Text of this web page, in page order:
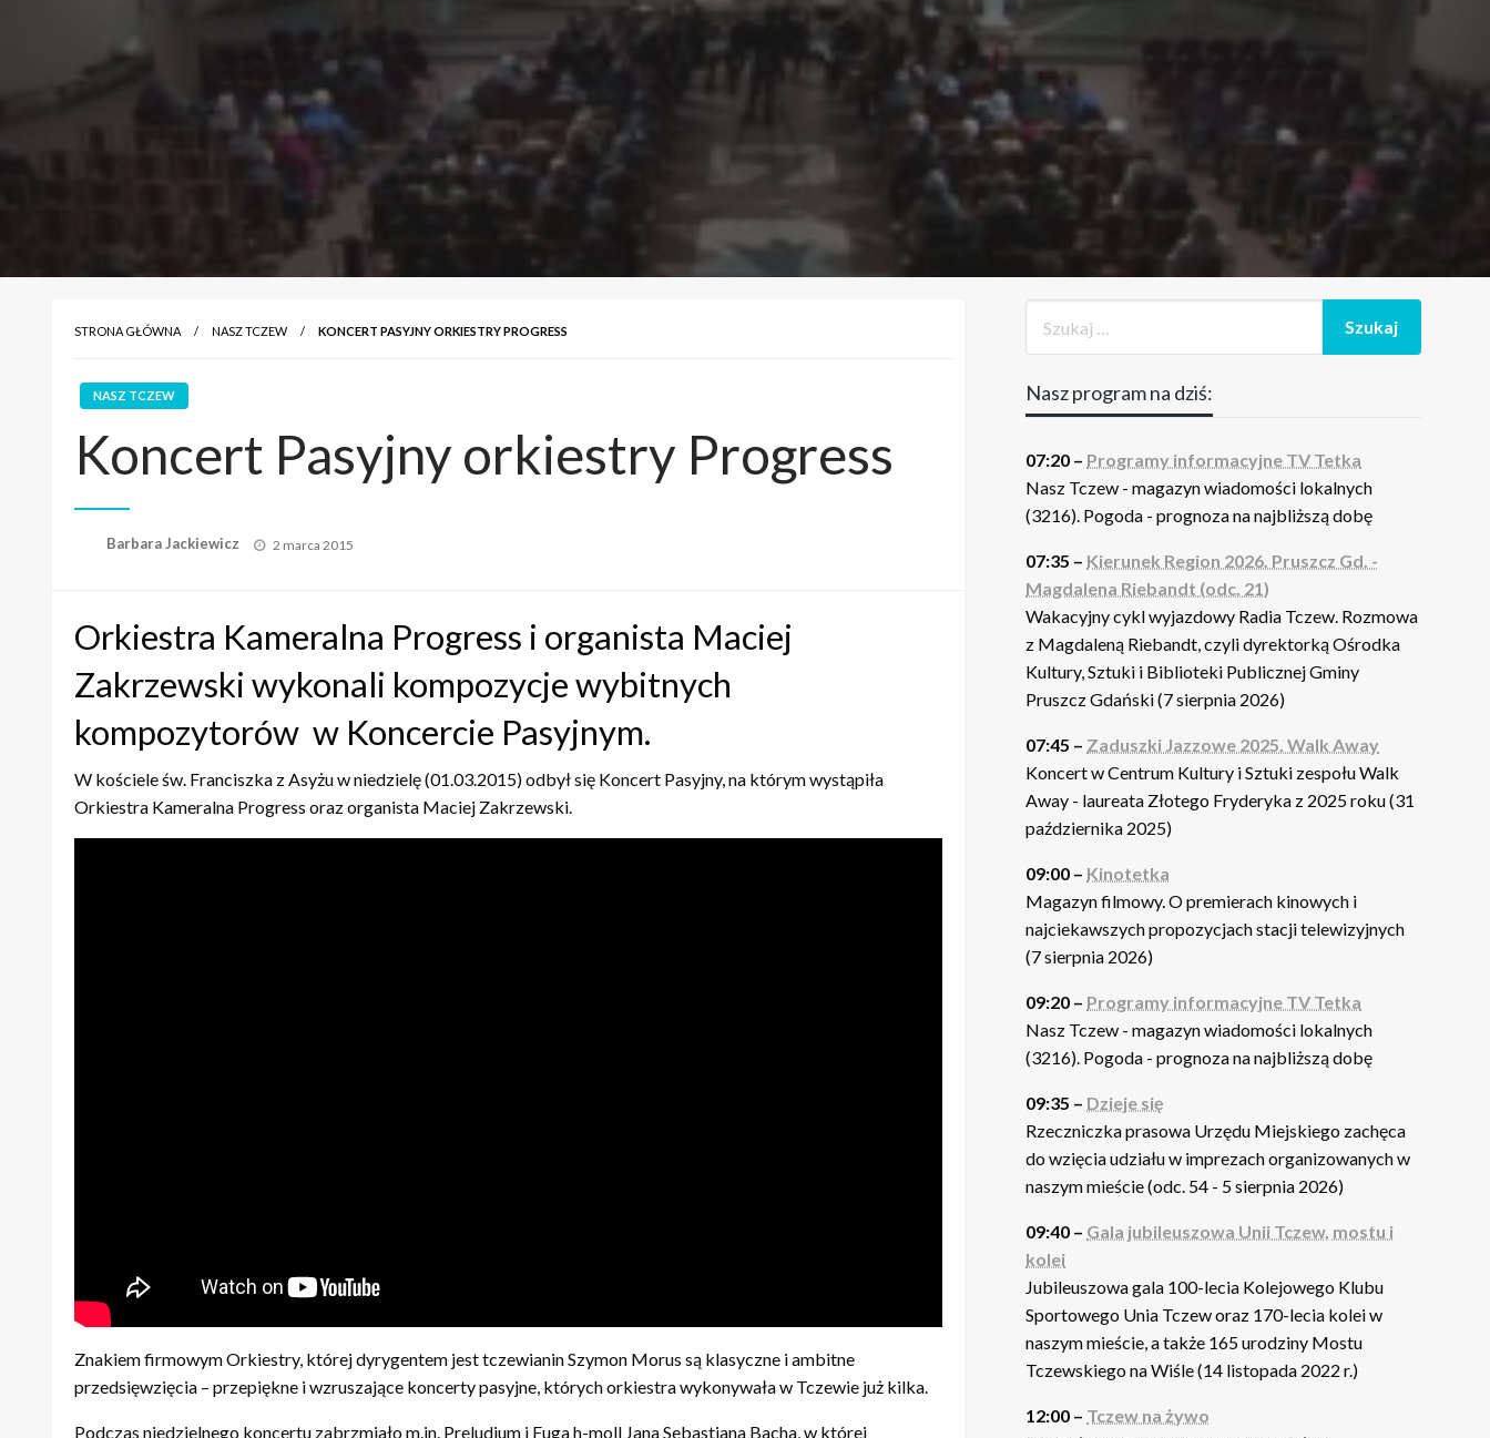
STRONA GŁÓWNA NASZ TCZEW KONCERT PASYJNY ORKIESTRY PROGRESS
NASZ TCZEW
Koncert Pasyjny orkiestry Progress
Barbara Jackiewicz
Opublikowane
2 marca 2015
Orkiestra Kameralna Progress i organista Maciej
Zakrzewski wykonali kompozycje wybitnych
kompozytorów w Koncercie Pasyjnym.
W kościele św. Franciszka z Asyżu w niedzielę (01.03.2015) odbył się Koncert Pasyjny, na którym wystąpiła
Orkiestra Kameralna Progress oraz organista Maciej Zakrzewski.
Znakiem firmowym Orkiestry, której dyrygentem jest tczewianin Szymon Morus są klasyczne i ambitne
przedsięwzięcia – przepiękne i wzruszające koncerty pasyjne, których orkiestra wykonywała w Tczewie już kilka.
Podczas niedzielnego koncertu zabrzmiało m.in. Preludium i Fuga h-moll Jana Sebastiana Bacha, w której
Nasz program na dziś:
07:20 – Programy informacyjne TV Tetka
Nasz Tczew - magazyn wiadomości lokalnych
(3216). Pogoda - prognoza na najbliższą dobę
07:35 – Kierunek Region 2026. Pruszcz Gd. -
Magdalena Riebandt (odc. 21)
Wakacyjny cykl wyjazdowy Radia Tczew. Rozmowa
z Magdaleną Riebandt, czyli dyrektorką Ośrodka
Kultury, Sztuki i Biblioteki Publicznej Gminy
Pruszcz Gdański (7 sierpnia 2026)
07:45 – Zaduszki Jazzowe 2025. Walk Away
Koncert w Centrum Kultury i Sztuki zespołu Walk
Away - laureata Złotego Fryderyka z 2025 roku (31
października 2025)
09:00 – Kinotetka
Magazyn filmowy. O premierach kinowych i
najciekawszych propozycjach stacji telewizyjnych
(7 sierpnia 2026)
09:20 – Programy informacyjne TV Tetka
Nasz Tczew - magazyn wiadomości lokalnych
(3216). Pogoda - prognoza na najbliższą dobę
09:35 – Dzieje się
Rzeczniczka prasowa Urzędu Miejskiego zachęca
do wzięcia udziału w imprezach organizowanych w
naszym mieście (odc. 54 - 5 sierpnia 2026)
09:40 – Gala jubileuszowa Unii Tczew, mostu i
kolei
Jubileuszowa gala 100-lecia Kolejowego Klubu
Sportowego Unia Tczew oraz 170-lecia kolei w
naszym mieście, a także 165 urodziny Mostu
Tczewskiego na Wiśle (14 listopada 2022 r.)
12:00 – Tczew na żywo